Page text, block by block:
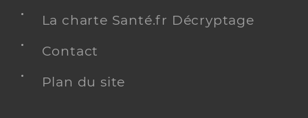
La charte Santé.fr Décryptage
Contact
Plan du site